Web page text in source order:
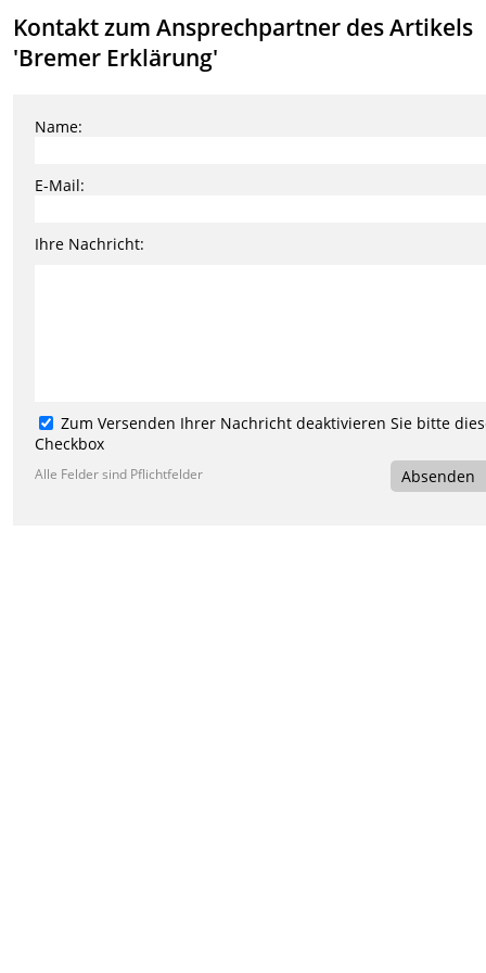
Kontakt zum Ansprechpartner des Artikels
'Bremer Erklärung'
Name:
E-Mail:
Ihre Nachricht:
Zum Versenden Ihrer Nachricht deaktivieren Sie bitte
Checkbox
Alle Felder sind Pflichtfelder Absenden